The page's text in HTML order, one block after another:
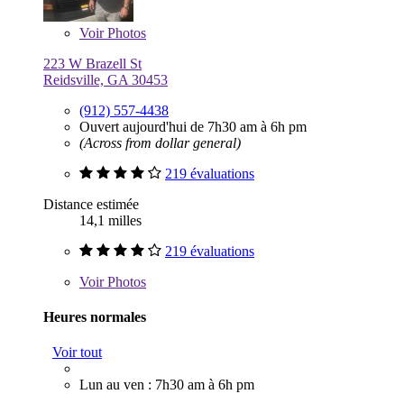
VoirPhotos
223 W Brazell St
Reidsville, GA 30453
(912) 557-4438
Ouvert aujourd'hui de 7h30 am à 6h pm
(Across from dollar general)
219 évaluations
Distance estimée
14,1 milles
219 évaluations
VoirPhotos
Heures normales
Voir tout
Lun au ven : 7h30 am à 6h pm